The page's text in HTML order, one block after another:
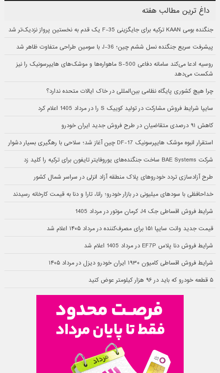
داغ ترین مطالب هفته
جنگنده بومی KAAN ترکیه برای جایگزینی F-35 یک قدم به نخستین پرواز نزدیک‌تر شد
پیشرفت سریع جنگنده نسل ششم چین؛ J-36 با سومین طراحی متفاوت ظاهر شد
روسیه ادعا می‌کند سامانه دفاعی S-500 ماهواره‌ها و موشک‌های هایپرسونیک را نیز
شکست می‌دهد
چرا هیچ کشوری پایگاه نظامی بین‌المللی در خاک ایالات متحده ندارد؟
سایپا شرایط فروش مشارکت در تولید کوییک S را در مرداد 1405 اعلام کرد
کاهش ۹۱ درصدی متقاضیان در طرح فروش جدید ایران خودرو
استقرار انبوه موشک هایپرسونیک DF-17 چین آغاز شد؛ سلاحی با رهگیری بسیار دشوار
شرکت BAE Systems ساخت جنگنده‌های یوروفایتر تایفون برای ترکیه را کلید زد
طرح آزادسازی تردد خودروهای پلاک منطقه آزاد انزلی در سراسر شمال کشور
خداحافظی با سودهای میلیونی در بازار خودرو؛ رانا، تارا و دنا به قیمت کارخانه رسیدند
شرایط فروش اقساطی جک J4 کرمان موتور در مرداد 1405
قیمت جدید وانت سایپا ۱۵۱ برای مصرف‌کننده در مرداد ۱۴۰۵ اعلام شد
شرایط فروش دنا پلاس EF7P در مرداد 1405 اعلام شد
شرایط فروش اقساطی کامیون ۱۹۳۰ ایران خودرو دیزل در مرداد ۱۴۰۵
۵ قطعه خودرو که باید در ۹۶ هزار کیلومتر عوض کنید